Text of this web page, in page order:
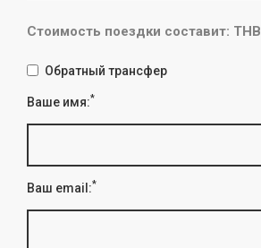
Стоимость поездки составит: THB
Обратный трансфер
Ваше имя:*
Ваш email:*